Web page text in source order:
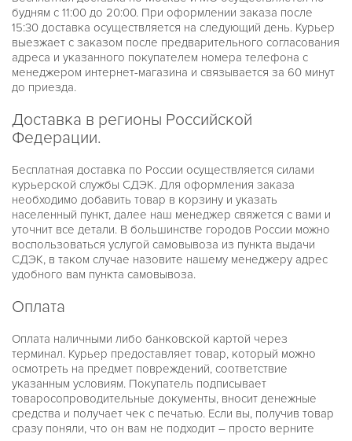
будням с 11:00 до 20:00. При оформлении заказа после
15:30 доставка осуществляется на следующий день. Курьер
выезжает с заказом после предварительного согласования
адреса и указанного покупателем номера телефона с
менеджером интернет-магазина и связывается за 60 минут
до приезда.
Доставка в регионы Российской
Федерации.
Бесплатная доставка по России осуществляется силами
курьерской службы СДЭК. Для оформления заказа
необходимо добавить товар в корзину и указать
населенный пункт, далее наш менеджер свяжется с вами и
уточнит все детали. В большинстве городов России можно
воспользоваться услугой самовывоза из пункта выдачи
СДЭК, в таком случае назовите нашему менеджеру адрес
удобного вам пункта самовывоза.
Оплата
Оплата наличными либо банковской картой через
терминал. Курьер предоставляет товар, который можно
осмотреть на предмет повреждений, соответствие
указанным условиям. Покупатель подписывает
товаросопроводительные документы, вносит денежные
средства и получает чек с печатью. Если вы, получив товар
сразу поняли, что он вам не подходит – просто верните
JESSA
KERRY
LAURYN
LAYTON
LENNOX
LEXINGTON
LILIANE
MINI PILOT PAVE
PARKER
PILOT
RITZ
RUNWAY
RUNWAY SLIM
SIDNEY
SOFIE
WREN
БЕЛЫЕ
ЖЕЛТОЕ ЗОЛОТО
ЖЕНСКИЕ
РОЗОВОЕ ЗОЛОТО
ЧЕРНЫЕ
НОВИНКИ
О КОМПАНИИ
ДОСТАВКА И ОПЛАТА
ГАРАНТИЯ И ВОЗВРАТ